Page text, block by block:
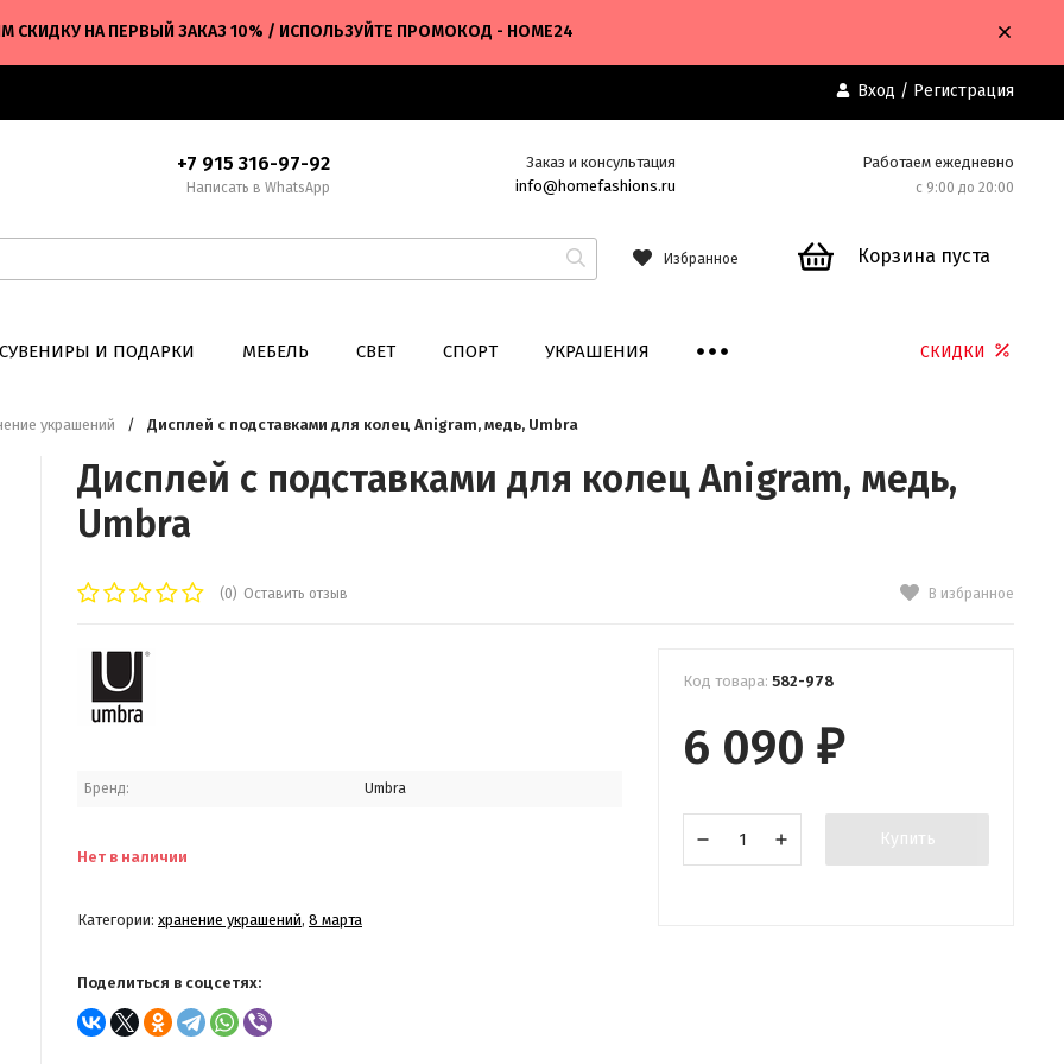
СКИДКУ НА ПЕРВЫЙ ЗАКАЗ 10% / ИСПОЛЬЗУЙТЕ ПРОМОКОД - HOME24
Вход / Регистрация
+7 915 316-97-92
Написать в WhatsApp
Заказ и консультация
info@homefashions.ru
Работаем ежедневно
с 9:00 до 20:00
Избранное Корзина пуста
СУВЕНИРЫ И ПОДАРКИ МЕБЕЛЬ СВЕТ СПОРТ УКРАШЕНИЯ СКИДКИ
украшений / Дисплей с подставками для колец Anigram, медь, Umbra
Дисплей с подставками для колец Anigram, медь,
Umbra
(0) Оставить отзыв В избранное
Бренд: Umbra
Нет в наличии
Категории: хранение украшений, 8 марта
Поделиться в соцсетях:
Код товара: 582-978
6 090 ₽
Купить